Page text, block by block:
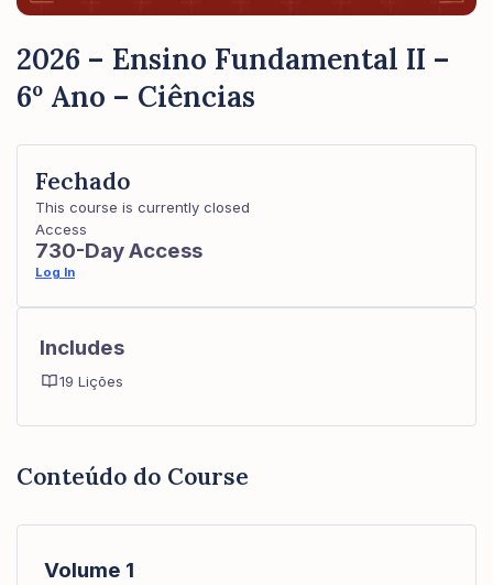
2026 – Ensino Fundamental II –
6º Ano – Ciências
Conteúdo do Course
Volume 1
Fechado
This course is currently closed
Access
730-Day Access
Log In
Includes
19 Lições